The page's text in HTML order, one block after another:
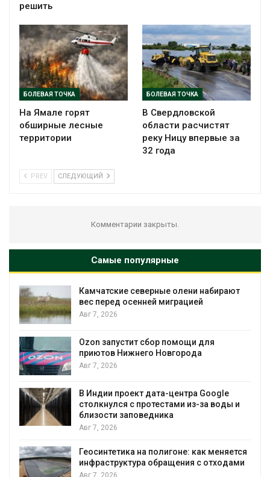
решить
БОЛЕВАЯ ТОЧКА
На Ямале горят
обширные лесные
территории
БОЛЕВАЯ ТОЧКА
В Свердловской
области расчистят
реку Ницу впервые за
32 года
PREV СЛЕДУЮЩИЙ
Комментарии закрыты.
Самые популярные
набирают
для
Google
из-за воды и
как меняется
с отходами
Тайфун, засуха и пожары:
несколько регионов
Солнечные панели над
воду
Авг 7, 2026
Авг 7, 2026